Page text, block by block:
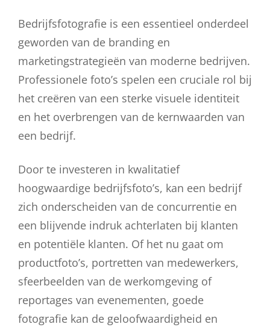
Bedrijfsfotografie is een essentieel onderdeel
geworden van de branding en
marketingstrategieën van moderne bedrijven.
Professionele foto’s spelen een cruciale rol bij
het creëren van een sterke visuele identiteit
en het overbrengen van de kernwaarden van
een bedrijf.
Door te investeren in kwalitatief
hoogwaardige bedrijfsfoto’s, kan een bedrijf
zich onderscheiden van de concurrentie en
een blijvende indruk achterlaten bij klanten
en potentiële klanten. Of het nu gaat om
productfoto’s, portretten van medewerkers,
sfeerbeelden van de werkomgeving of
reportages van evenementen, goede
fotografie kan de geloofwaardigheid en